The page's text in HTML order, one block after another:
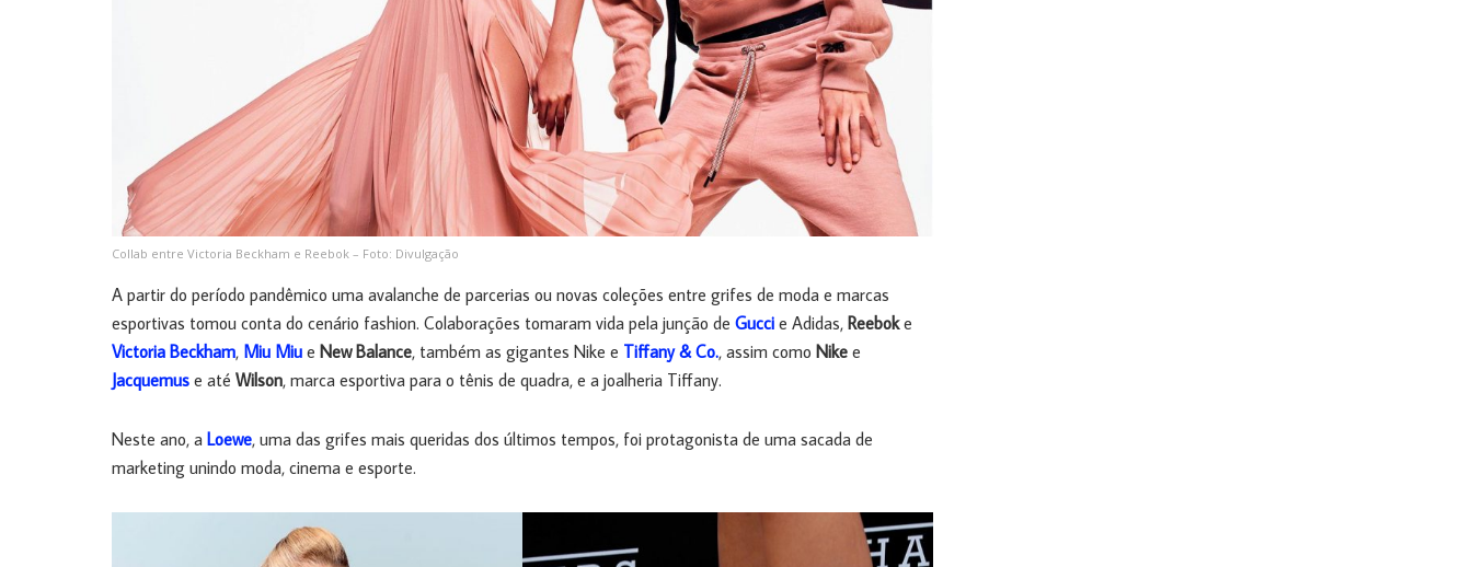
Collab entre Victoria Beckham e Reebok – Foto: Divulgação
A partir do período pandêmico uma avalanche de parcerias ou novas coleções entre grifes de moda e marcas
esportivas tomou conta do cenário fashion. Colaborações tomaram vida pela junção de Gucci e Adidas, Reeboke
Victoria Beckham, Miu Miu e New Balance, também as gigantes Nike e Tiffany & Co., assim como Nike e
Jacquemus e até Wilson, marca esportiva para o tênis de quadra, e a joalheria Tiffany.
Neste ano, a Loewe, uma das grifes mais queridas dos últimos tempos, foi protagonista de uma sacada de
marketing unindo moda, cinema e esporte.